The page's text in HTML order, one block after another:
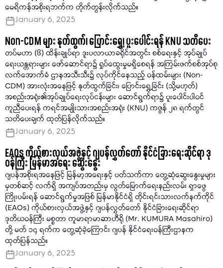
မေရိကန်အစိုးရဘက်က တိုက်တွန်းလိုက်သည်။
January 6, 2025
Non-CDM များ နုတ်ထွက်၊ ပြောင်းရွှေ့၊ ပူးပေါင်းရန် KNU သတိပေး
တပ်မဟာ (၆) ထိန်းချုပ်ရာ ဒူးပလာယာခရိုင်အတွင်း စစ်ရေးနှင့် အုပ်ချုပ်
ရေးယန္တရားများ ဖော်ဆောင်ရာ၌ ရှုပ်ထွေးမှုမရှိစေရန် အကြမ်းဖက်စစ်အုပ်စု
လက်အောက်ခံ ဌာနအသီးသီး၌ လုပ်ကိုင်နေသည့် ဝန်ထမ်းများ (Non-
CDM) အားလုံးအနေဖြင့် နုတ်ထွက်ခြင်း၊ ပြောင်းရွှေ့ခြင်း (သို့မဟုတ်)
အစည်းအရုံး၏အုပ်ချုပ်ရေးလုပ်ငန်းများ ဆောင်ရွက်ရာ၌ ပူးပေါင်းပါဝင်
ကူညီပေးရန် ကရင်အမျိုးသားအစည်းအရုံး (KNU) ကဇွန် ၂၈ ရက်တွင်
သတိပေးချက် ထုတ်ပြန်လိုက်သည်။
January 6, 2025
EAOs ကိုယ်စားလှယ်အဖွဲ့နှင့် ဂျပန်လွှတ်တော် နိုင်ငံခြားရေးဆိုင်ရာ ဒု
ဝန်ကြီး မြန်မာအရေး ဆွေးနွေး
ဂျပန်အစိုးရအနေဖြင့် မြန်မာ့အရေးနှင့် ပတ်သက်ကာ တွေ့ဆုံဆွေးနွေးမှုများ
မှတစ်ဆင့် လက်ရှိ အကျပ်အတည်းမှ လွတ်မြောက်ရေးနည်းလမ်း ရှာဖွေ
ကြိုးပမ်းရန် ဆောင်ရွက်မှုအဖြစ် မြန်မာနိုင်ငံရှိ တိုင်းရင်းသားလက်နက်ကိုင်
(EAOs) ကိုယ်စားလှယ်အဖွဲ့နှင့် ဂျပန်လွှတ်တော် နိုင်ငံခြားရေးဆိုင်ရာ
ဒုတိယဝန်ကြီး မစ္စတာ ကူမာရာမာဆာဟီရို (Mr. KUMURA Masahiro)
တို့ မတ် ၁၄ ရက်က တွေ့ဆုံခဲ့ကြောင်း ဂျပန် နိုင်ငံရေးဝန်ကြီးဌာနက
ထုတ်ပြန်သည်။
January 6, 2025